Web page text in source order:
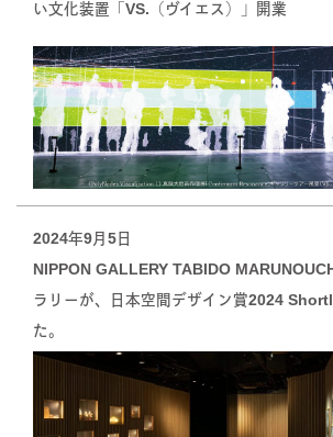
い文化装置「VS.（ヴイエス）」開業
2024年9月5日
NIPPON GALLERY TABIDO
ラリーが、日本空間デザイン賞2024
た。